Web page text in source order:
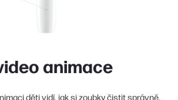
animace
děti vidí, jak si zoubky čistit správně,